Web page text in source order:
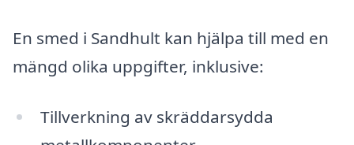
En smed i Sandhult kan hjälpa till med en
mängd olika uppgifter, inklusive:
Tillverkning av skräddarsydda